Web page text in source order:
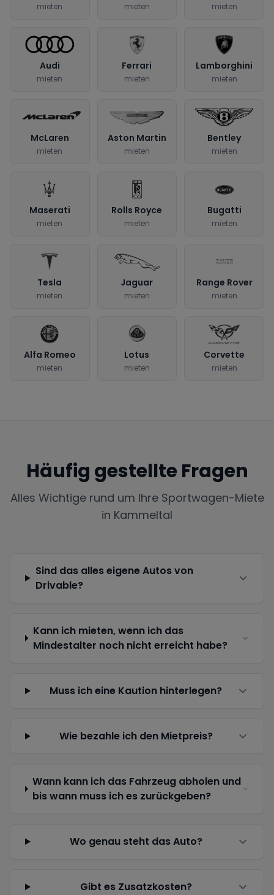
mieten mieten mieten
Audi
mieten
Ferrari
mieten
Lamborghini
mieten
McLaren
mieten
Aston Martin
mieten
Bentley
mieten
Maserati
mieten
Rolls Royce
mieten
Bugatti
mieten
Tesla
mieten
Jaguar
mieten
Range Rover
mieten
Alfa Romeo
mieten
Lotus
mieten
Corvette
mieten
Häufig gestellte Fragen
Alles Wichtige rund um Ihre Sportwagen-Miete
in Kammeltal
Sind das alles eigene Autos von
Drivable?
Kann ich mieten, wenn ich das
Mindestalter noch nicht erreicht habe?
Muss ich eine Kaution hinterlegen?
Wie bezahle ich den Mietpreis?
Wann kann ich das Fahrzeug abholen und
bis wann muss ich es zurückgeben?
Wo genau steht das Auto?
Gibt es Zusatzkosten?